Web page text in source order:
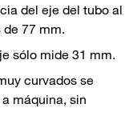
del eje del tubo al
77 mm.
sólo mide 31 mm.
curvados se
máquina, sin